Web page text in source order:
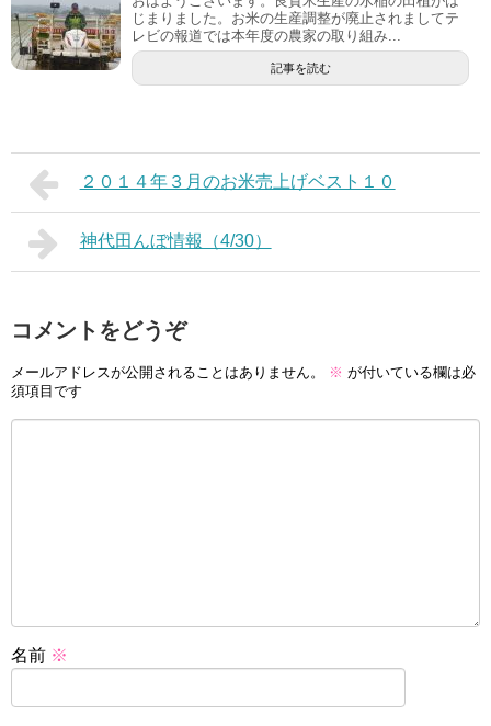
じまりました。お米の生産調整が廃止されましてテ
レビの報道では本年度の農家の取り組み...
記事を読む
２０１４年３月のお米売上げベスト１０
神代田んぼ情報（4/30）
コメントをどうぞ
メールアドレスが公開されることはありません。 ※ が付いている欄は必
須項目です
名前 ※